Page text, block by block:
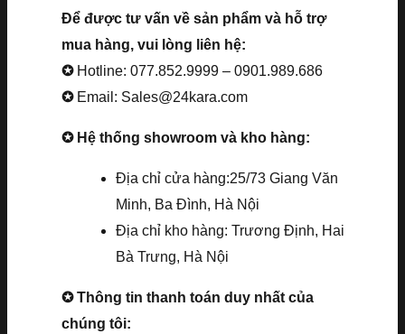
Để được tư vấn về sản phẩm và hỗ trợ
mua hàng, vui lòng liên hệ:
✪ Hotline: 077.852.9999 – 0901.989.686
✪ Email: Sales@24kara.com
✪ Hệ thống showroom và kho hàng:
Địa chỉ cửa hàng:25/73 Giang Văn
Minh, Ba Đình, Hà Nội
Địa chỉ kho hàng: Trương Định, Hai
Bà Trưng, Hà Nội
✪ Thông tin thanh toán duy nhất của
chúng tôi: